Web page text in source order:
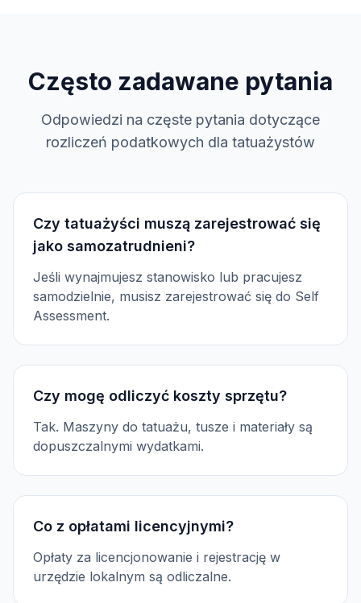
Często zadawane pytania
Odpowiedzi na częste pytania dotyczące
rozliczeń podatkowych dla tatuażystów
Czy tatuażyści muszą zarejestrować się
jako samozatrudnieni?
Jeśli wynajmujesz stanowisko lub pracujesz
samodzielnie, musisz zarejestrować się do Self
Assessment.
Czy mogę odliczyć koszty sprzętu?
Tak. Maszyny do tatuażu, tusze i materiały są
dopuszczalnymi wydatkami.
Co z opłatami licencyjnymi?
Opłaty za licencjonowanie i rejestrację w
urzędzie lokalnym są odliczalne.